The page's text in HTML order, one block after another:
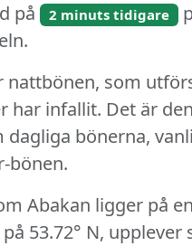
på
2 minuts tidigare
nattbönen, som
har infallit. Det är
dagliga bönerna,
bönen.
Abakan ligger på
53.72° N, upplever